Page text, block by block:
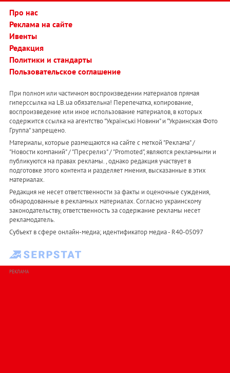
Про нас
Реклама на сайте
Ивенты
Редакция
Политики и стандарты
Пользовательское соглашение
При полном или частичном воспроизведении материалов прямая
гиперссылка на LB.ua обязательна! Перепечатка, копирование,
воспроизведение или иное использование материалов, в которых
содержится ссылка на агентство "Українськi Новини" и "Украинская Фото
Группа" запрещено.
Материалы, которые размещаются на сайте с меткой "Реклама" /
"Новости компаний" / "Пресрелиз" / "Promoted", являются рекламными и
публикуются на правах рекламы. , однако редакция участвует в
подготовке этого контента и разделяет мнения, высказанные в этих
материалах.
Редакция не несет ответственности за факты и оценочные суждения,
обнародованные в рекламных материалах. Согласно украинскому
законодательству, ответственность за содержание рекламы несет
рекламодатель.
Субъект в сфере онлайн-медиа; идентификатор медиа - R40-05097
РЕКЛАМА